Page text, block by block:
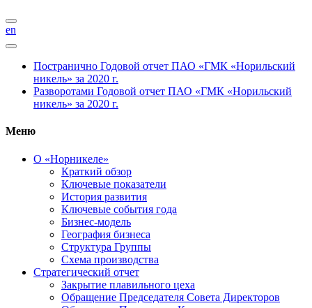
en
Постранично Годовой отчет ПАО «ГМК «Норильский
никель» за 2020 г.
Разворотами Годовой отчет ПАО «ГМК «Норильский
никель» за 2020 г.
Меню
О «Норникеле»
Краткий обзор
Ключевые показатели
История развития
Ключевые события года
Бизнес-модель
География бизнеса
Структура Группы
Схема производства
Стратегический отчет
Закрытие плавильного цеха
Обращение Председателя Совета Директоров